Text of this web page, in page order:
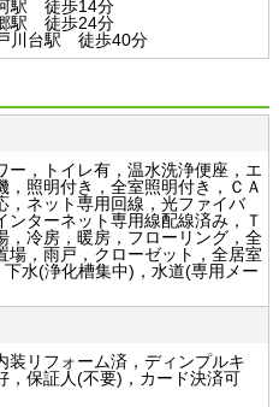
駅 徒歩14分
駅 徒歩24分
川台駅 徒歩40分
ー，トイレ有，温水洗浄便座，エ
照明付き，全室照明付き，ＣＡ
，ネット専用回線，光ファイバ
ターネット専用線配線済み，Ｔ
，冷房，暖房，フローリング，全
場，雨戸，クローゼット，全居室
水(浄化槽集中)，水道(専用メー
装リフォーム済，ディンプルキ
，保証人(不要)，カード決済可